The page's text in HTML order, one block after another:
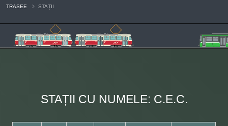
TRASEE STAȚII
STAȚII CU NUMELE: C.E.C.